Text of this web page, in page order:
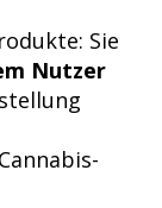
Sie
Nutzer